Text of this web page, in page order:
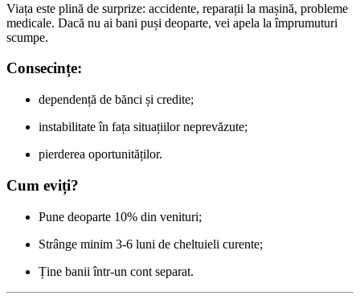
Viața este plină de surprize: accidente, reparații la mașină, probleme
medicale. Dacă nu ai bani puși deoparte, vei apela la împrumuturi
scumpe.
Consecințe:
dependență de bănci și credite;
instabilitate în fața situațiilor neprevăzute;
pierderea oportunităților.
Cum eviți?
Pune deoparte 10% din venituri;
Strânge minim 3-6 luni de cheltuieli curente;
Ține banii într-un cont separat.